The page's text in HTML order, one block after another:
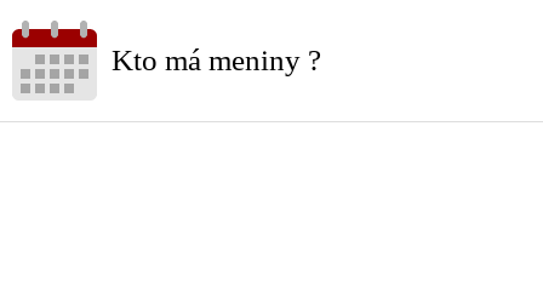
Kto má meniny ?